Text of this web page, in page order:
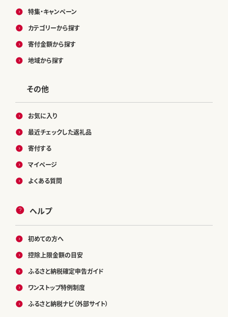
特集・キャンペーン
カテゴリーから探す
寄付金額から探す
地域から探す
その他
お気に入り
最近チェックした返礼品
寄付する
マイページ
よくある質問
ヘルプ
初めての方へ
控除上限金額の目安
ふるさと納税確定申告ガイド
ワンストップ特例制度
ふるさと納税ナビ（外部サイト）